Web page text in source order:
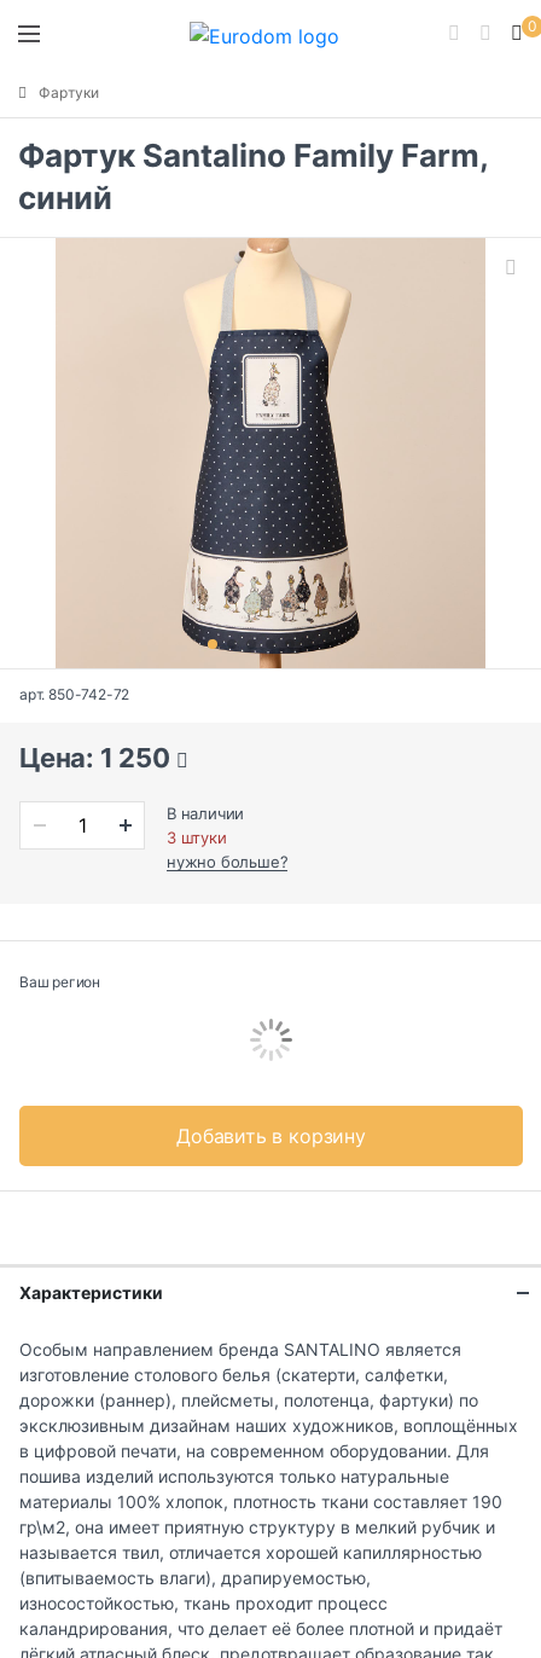
0
Фартуки
Фартук Santalino Family Farm,
синий
арт. 850-742-72
Цена: 1 250
В наличии
3 штуки
нужно больше?
Ваш регион
Добавить в корзину
Характеристики
Особым направлением бренда SANTALINO является
изготовление столового белья (скатерти, салфетки,
дорожки (раннер), плейсметы, полотенца, фартуки) по
эксклюзивным дизайнам наших художников, воплощённых
в цифровой печати, на современном оборудовании. Для
пошива изделий используются только натуральные
материалы 100% хлопок, плотность ткани составляет 190
гр\м2, она имеет приятную структуру в мелкий рубчик и
называется твил, отличается хорошей капиллярностью
(впитываемость влаги), драпируемостью,
износостойкостью, ткань проходит процесс
каландрирования, что делает её более плотной и придаёт